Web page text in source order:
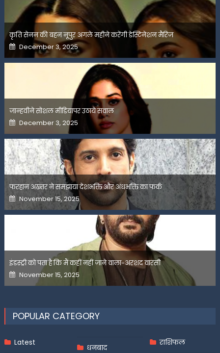
कृति सेनन की बहन नूपुर अगले महीने करेंगी डेस्टिनेशन मैरिज
Posted
on
December 3, 2025
जान्हवीने सोशल मीडियापर उठाये सवाल
Posted
on
December 3, 2025
फरहान अख्तर ने समझाया देशभक्ति और अंधभक्ति का फर्क
Posted
on
November 15, 2025
इंडस्ट्री को पता है कि मैं कहीं नहीं जाने वाला-अरशद वारसी
Posted
on
November 15, 2025
POPULAR CATEGORY
Latest
धनबाद
राशिफल